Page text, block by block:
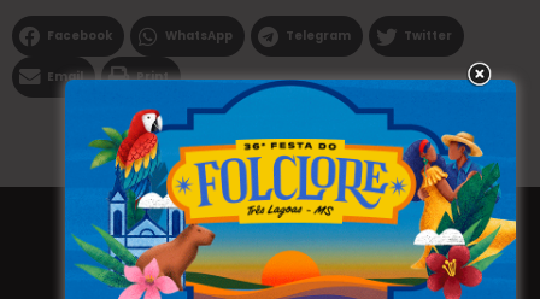
Facebook WhatsApp Telegram Twitter
Email Print
Todos os direitos reservados a WEBFAVORITA.COM.BR